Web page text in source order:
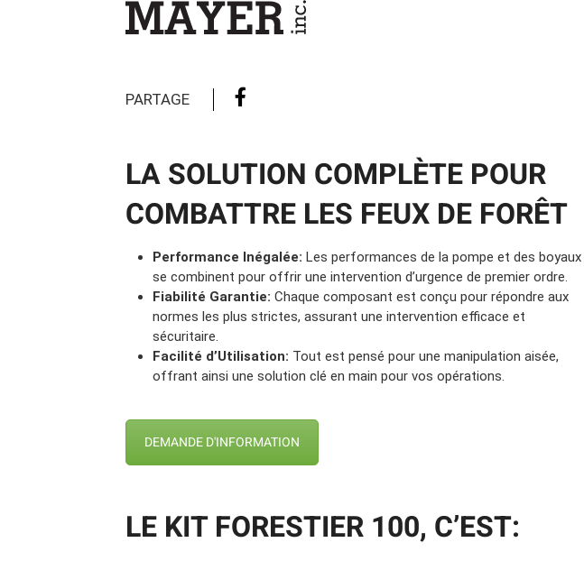
Camions en inventaire usagés
PARTAGE
LA SOLUTION COMPLÈTE POUR
COMBATTRE LES FEUX DE FORÊT
Performance Inégalée: Les performances de la pompe et des boyaux
se combinent pour offrir une intervention d’urgence de premier ordre.
Fiabilité Garantie: Chaque composant est conçu pour répondre aux
normes les plus strictes, assurant une intervention efficace et
sécuritaire.
Facilité d’Utilisation: Tout est pensé pour une manipulation aisée,
offrant ainsi une solution clé en main pour vos opérations.
DEMANDE D'INFORMATION
LE KIT FORESTIER 100, C’EST: